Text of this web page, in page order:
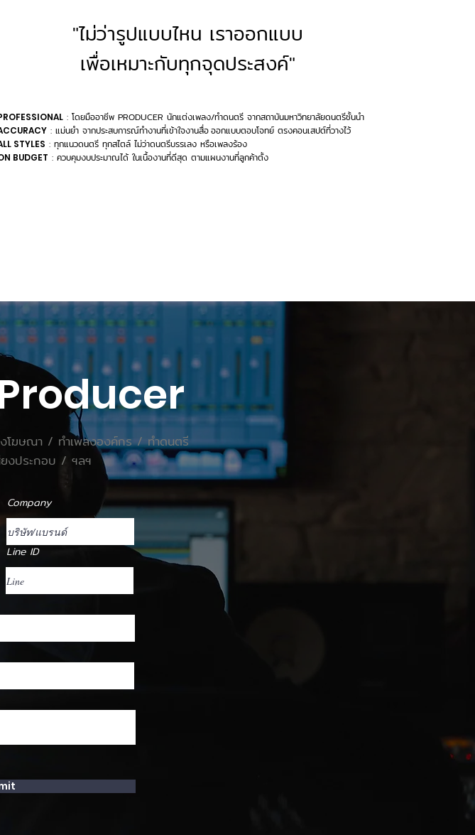
"ไม่ว่ารูปแบบไหน เราออกแบบ
เพื่อเหมาะกับทุกจุดประสงค์"
: โดยมืออาชีพ PRODUCER นักแต่งเพลง/ทำดนตรี จากสถาบันมหาวิทยาลัยดนตรีชั้นนำ
: แม่นยำ จากประสบการณ์ทำงานที่เข้าใจงานสื่อออกแบบตอบโจทย์ ตรงคอนเสปต์ที่วางไว้
STYLES : ทุกแนวดนตรี ทุกสไตล์ ไม่ว่าดนตรีบรรเลง หรือเพลงร้อง
BUDGET : ควบคุมงบประมาณได้ ในเนื้องานที่ดีสุด ตามแผนงานที่ลูกค้าตั้ง
ฆษณา / ทำเพลงองค์กร / ทำดนตรี
งประกอบ / ฯลฯ
Company
Line ID